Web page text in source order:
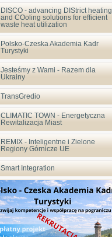
DISCO - advancing DIStrict heating
and COoling solutions for efficient
waste heat utilization
Polsko-Czeska Akademia Kadr
Turystyki
Jesteśmy z Wami - Razem dla
Ukrainy
TransGredio
CLIMATIC TOWN - Energetyczna
Rewitalizacja Miast
REMIX - Inteligentne i Zielone
Regiony Górnicze UE
Smart Integration